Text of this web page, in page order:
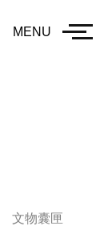
MENU
文物囊匣